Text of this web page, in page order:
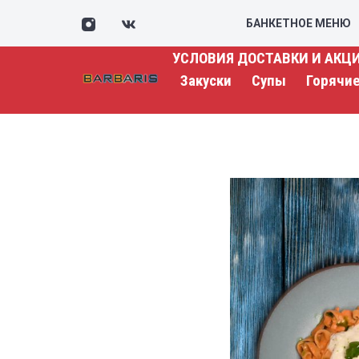
БАНКЕТНОЕ МЕНЮ
УСЛОВИЯ ДОСТАВКИ И
Закуски
Супы